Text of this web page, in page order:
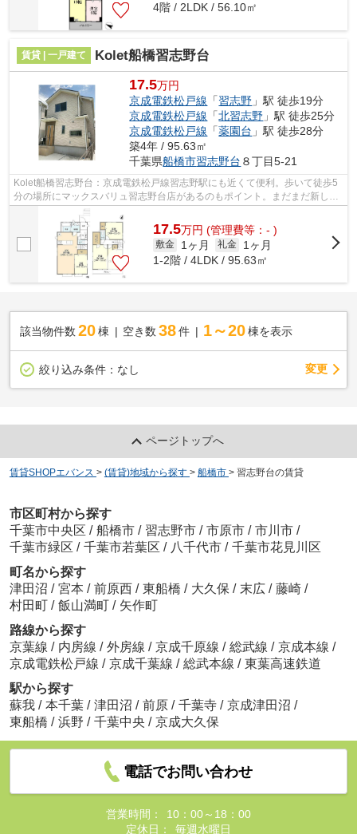
4階 / 2LDK / 56.10㎡
賃貸 | 一戸建て Kolet船橋習志野台
17.5万円
京成電鉄松戸線 「習志野 」駅 徒歩19分
京成電鉄松戸線 「北習志野 」駅 徒歩25分
京成電鉄松戸線 「薬園台 」駅 徒歩28分
築4年 / 95.63㎡
千葉県船橋市習志野台 ８丁目5-21
Kolet船橋習志野台：京成電鉄松戸線習志野駅にも近くて便利。歩いて徒歩5
分の場所にマックスバリュ習志野台店があるのもポイント。まだまだ新しい
築浅物件はこちらです。初期費用はカ...
17.5万円 (管理費等：- )
敷金 1ヶ月 礼金
1ヶ月
1-2階 / 4LDK / 95.63㎡
該当物件数 20棟 空き数 38 件 1～20 棟を表示
絞り込み条件： なし 変更
ページトップへ
賃貸SHOPエバンス > (賃貸)地域から探す > 船橋市 > 習志野台の賃貸
市区町村から探す
千葉市中央区 / 船橋市 / 習志野市 / 市原市 / 市川市 /
千葉市緑区 / 千葉市若葉区 / 八千代市 / 千葉市花見川区
町名から探す
津田沼 / 宮本 / 前原西 / 東船橋 / 大久保 / 末広 / 藤崎 /
村田町 / 飯山満町 / 矢作町
路線から探す
京葉線 / 内房線 / 外房線 / 京成千原線 / 総武線 / 京成本線 /
京成電鉄松戸線 / 京成千葉線 / 総武本線 / 東葉高速鉄道
駅から探す
蘇我 / 本千葉 / 津田沼 / 前原 / 千葉寺 / 京成津田沼 /
東船橋 / 浜野 / 千葉中央 / 京成大久保
電話でお問い合わせ
営業時間：
10：00～18：00
定休日：
毎週水曜日